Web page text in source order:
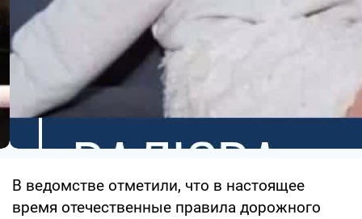
В ведомстве отметили, что в настоящее
время отечественные правила дорожного